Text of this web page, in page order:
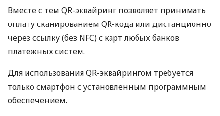
Вместе с тем QR-эквайринг позволяет принимать
оплату сканированием QR-кода или дистанционно
через ссылку (без NFC) с карт любых банков
платежных систем.
Для использования QR-эквайрингом требуется
только смартфон с установленным программным
обеспечением.